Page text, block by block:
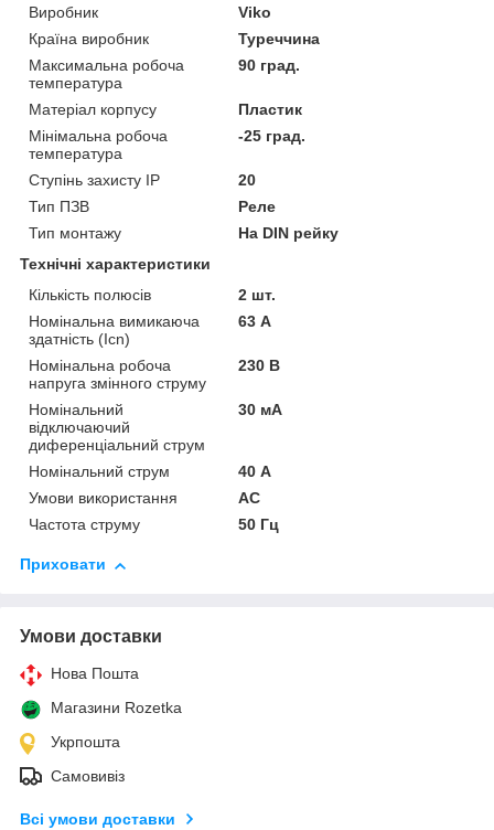
Виробник
Viko
Країна виробник
Туреччина
Максимальна робоча
температура
90 град.
Матеріал корпусу
Пластик
Мінімальна робоча
температура
-25 град.
Ступінь захисту IP
20
Тип ПЗВ
Реле
Тип монтажу
На DIN рейку
Технічні характеристики
Кількість полюсів
2 шт.
Номінальна вимикаюча
здатність (Icn)
63 А
Номінальна робоча
напруга змінного струму
230 В
Номінальний
відключаючий
диференціальний струм
30 мА
Номінальний струм
40 А
Умови використання
АС
Частота струму
50 Гц
Приховати
Умови доставки
Нова Пошта
Магазини Rozetka
Укрпошта
Самовивіз
Всі умови доставки